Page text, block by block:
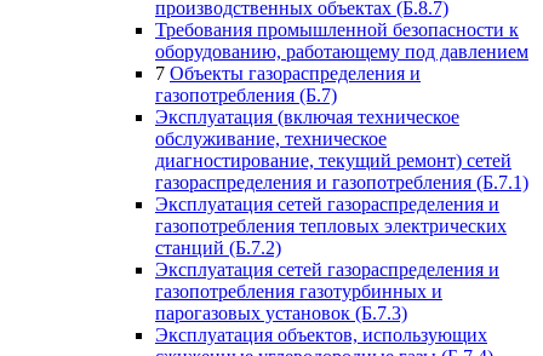
производственных объектах (Б.8.7)
Требования промышленной безопасности к
оборудованию, работающему под давлением
7 Объекты газораспределения и
газопотребления (Б.7)
Эксплуатация (включая техническое
обслуживание, техническое
диагностирование, текущий ремонт) сетей
газораспределения и газопотребления (Б.7.1)
Эксплуатация сетей газораспределения и
газопотребления тепловых электрических
станций (Б.7.2)
Эксплуатация сетей газораспределения и
газопотребления газотурбинных и
парогазовых установок (Б.7.3)
Эксплуатация объектов, использующих